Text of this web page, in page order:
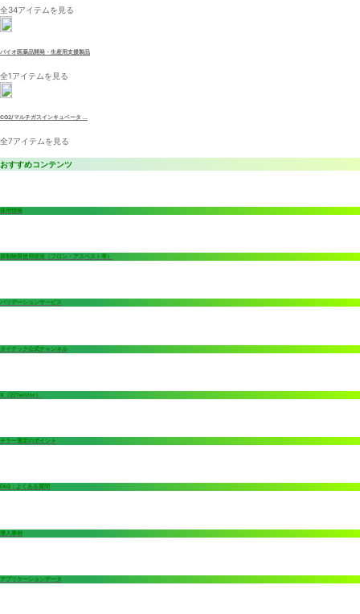
全34アイテムを見る
バイオ医薬品開発・生産用支援製品
全1アイテムを見る
CO2/マルチガスインキュベータ ...
全7アイテムを見る
おすすめコンテンツ
採用情報
規制物質使用状況（フロン・アスベスト等）
バリデーションサービス
タイテック公式チャンネル
X（旧Twitter）
チラー選定のポイント
FAQ：よくある質問
導入事例
アプリケーションデータ